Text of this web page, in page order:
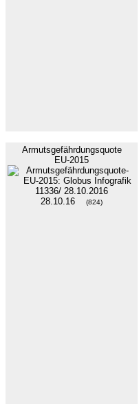
Armutsgefährdungsquote
EU-2015
28.10.16 (824)